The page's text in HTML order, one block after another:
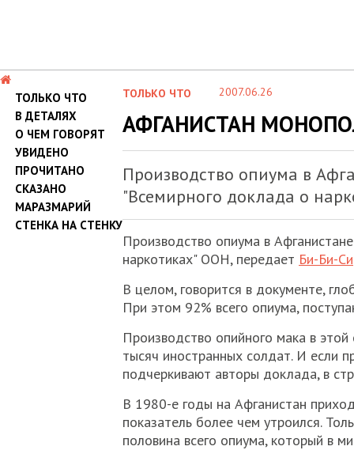
ТОЛЬКО ЧТО
В ДЕТАЛЯХ
О ЧЕМ ГОВОРЯТ
УВИДЕНО
ПРОЧИТАНО
СКАЗАНО
МАРАЗМАРИЙ
СТЕНКА НА СТЕНКУ
ТОЛЬКО ЧТО 2007.06.26
АФГАНИСТАН
Производство опиума в
"Всемирного доклада о
Производство опиума в
наркотиках" ООН, передает Би-Би-Си
В целом, говорится в документе,
При этом 92% всего опиума,
Производство опийного мака в
тысяч иностранных солдат. И если
подчеркивают авторы доклада, в
В 1980-е годы на Афганистан
показатель более чем утроился.
половина всего опиума, который в